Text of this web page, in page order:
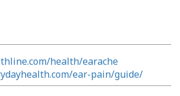
health/earache
ear-pain/guide/